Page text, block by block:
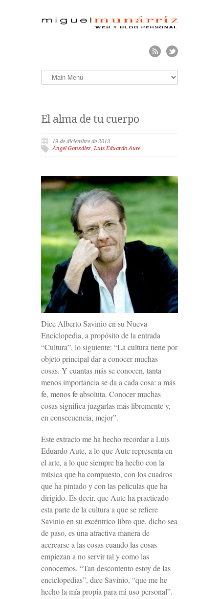
El alma de tu cuerpo
19 de diciembre de 2013
Ángel González, Luis Eduardo Aute
Dice Alberto Savinio en su Nueva
Enciclopedia, a propósito de la entrada
“Cultura”, lo siguiente: “La cultura tiene por
objeto principal dar a conocer muchas
cosas. Y cuantas más se conocen, tanta
menos importancia se da a cada cosa: a más
fe, menos feabsoluta. Conocer muchas
cosas significa juzgarlas más libremente y,
en consecuencia, mejor”.
Este extracto me ha hecho recordar a Luis
Eduardo Aute, a lo que Aute representa en
el arte, a lo que siempre ha hecho con la
música que ha compuesto, con los cuadros
que ha pintado y con las películas que ha
dirigido. Es decir, que Aute ha practicado
esta parte de la cultura a que se refiere
Savinio en su excéntricolibro que, dicho sea
de paso, es una atractiva manera de
acercarse a las cosas cuando las cosas
empiezan a no servir tal y como las
conocemos. “Tan descontento estoy de las
enciclopedias”, dice Savinio, “que me he
hecho la mía propia para mi uso personal”.